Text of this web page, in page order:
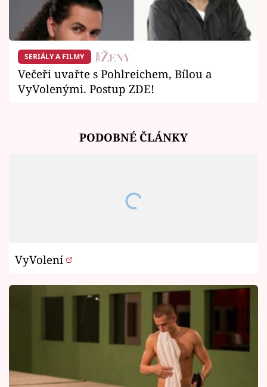
SERIÁLY A FILMY
Večeři uvařte s Pohlreichem, Bílou a
VyVolenými. Postup ZDE!
PODOBNÉ ČLÁNKY
VyVolení